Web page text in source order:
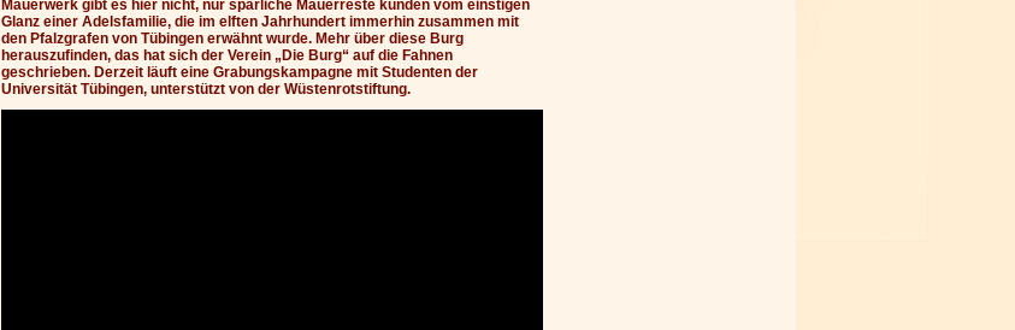
Mauerwerk gibt es hier nicht, nur spärliche Mauerreste künden vom einstigen
Glanz einer Adelsfamilie, die im elften Jahrhundert immerhin zusammen mit
den Pfalzgrafen von Tübingen erwähnt wurde. Mehr über diese Burg
herauszufinden, das hat sich der Verein „Die Burg“ auf die Fahnen
geschrieben. Derzeit läuft eine Grabungskampagne mit Studenten der
Universität Tübingen, unterstützt von der Wüstenrotstiftung.